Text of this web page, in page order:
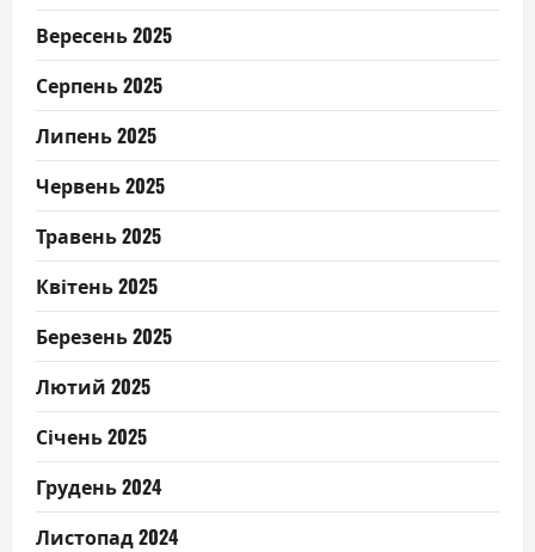
Вересень 2025
Серпень 2025
Липень 2025
Червень 2025
Травень 2025
Квітень 2025
Березень 2025
Лютий 2025
Січень 2025
Грудень 2024
Листопад 2024